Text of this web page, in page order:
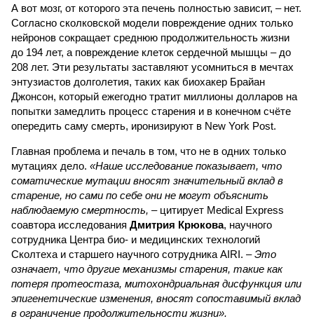
А вот мозг, от которого эта печень полностью зависит, – нет.
Согласно сколковской модели повреждение одних только
нейронов сокращает среднюю продолжительность жизни
до 194 лет, а повреждение клеток сердечной мышцы – до
208 лет. Эти результаты заставляют усомниться в мечтах
энтузиастов долголетия, таких как биохакер Брайан
Джонсон, который ежегодно тратит миллионы долларов на
попытки замедлить процесс старения и в конечном счёте
опередить саму смерть, иронизируют в New York Post.
Главная проблема и печаль в том, что не в одних только
мутациях дело. «Наше исследование показывает, что
соматические мутации вносят значительный вклад в
старение, но сами по себе они не могут объяснить
наблюдаемую смертность, –цитирует Medical Express
соавтора исследования Дмитрия Крюкова, научного
сотрудника Центра био- и медицинских технологий
Сколтеха и старшего научного сотрудника AIRI. –Это
означает, что другие механизмы старения, такие как
потеря протеостаза, митохондриальная дисфункция или
эпигенетические изменения, вносят сопоставимый вклад
в ограничение продолжительности жизни».